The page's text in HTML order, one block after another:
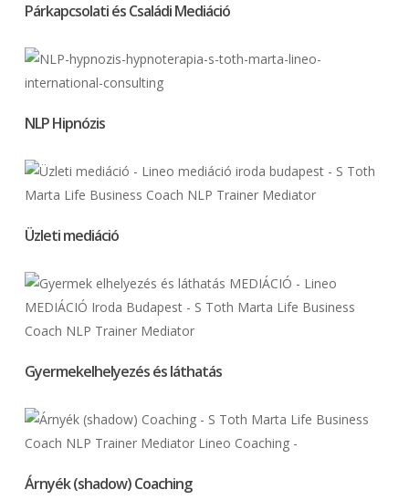
Párkapcsolati és Családi Mediáció
NLP Hipnózis
Üzleti mediáció
Gyermekelhelyezés és láthatás
Árnyék (shadow) Coaching